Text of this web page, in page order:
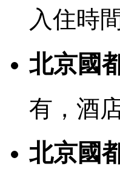
入住時
北京國
有，酒
北京國